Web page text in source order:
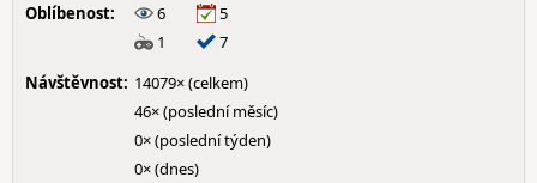
Oblíbenost:
6
5
1
7
Návštěvnost: 14079× (celkem)
46× (poslední měsíc)
0× (poslední týden)
0× (dnes)